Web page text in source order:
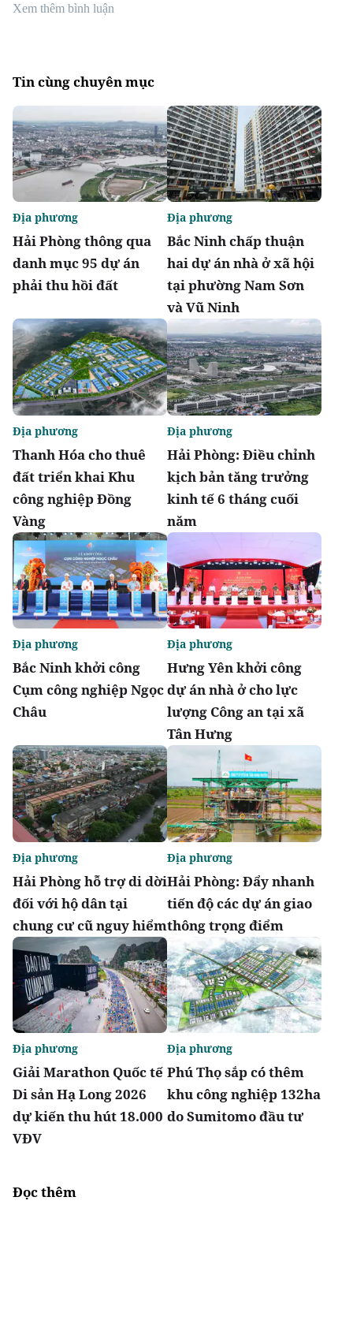
Xem thêm bình luận
Tin cùng chuyên mục
Hải Phòng thông qua
danh mục 95 dự án
phải thu hồi đất
Địa phương
Bắc Ninh chấp thuận
hai dự án nhà ở xã hội
tại phường Nam Sơn
và Vũ Ninh
Địa phương
Thanh Hóa cho thuê
đất triển khai Khu
công nghiệp Đồng
Vàng
Địa phương
Hải Phòng: Điều chỉnh
kịch bản tăng trưởng
kinh tế 6 tháng cuối
năm
Địa phương
Bắc Ninh khởi công
Cụm công nghiệp Ngọc
Châu
Địa phương
Hưng Yên khởi công
dự án nhà ở cho lực
lượng Công an tại xã
Tân Hưng
Địa phương
Hải Phòng hỗ trợ di dời
đối với hộ dân tại
chung cư cũ nguy hiểm
Địa phương
Hải Phòng: Đẩy nhanh
tiến độ các dự án giao
thông trọng điểm
Địa phương
Giải Marathon Quốc tế
Di sản Hạ Long 2026
dự kiến thu hút 18.000
VĐV
Địa phương
Phú Thọ sắp có thêm
khu công nghiệp 132ha
do Sumitomo đầu tư
Địa phương
Đọc thêm